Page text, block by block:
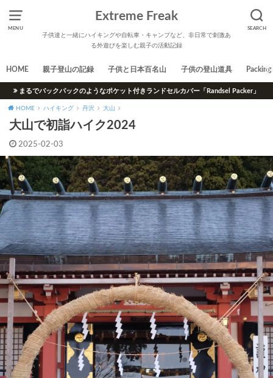
MENU SEARCH
Extreme Freak
子供達と一緒にハイキングや自転車・キャンプなど、非日常で刺激あ
る外遊びを楽しむ親子の活動記録
HOME 親子登山の記録 子供と日本百名山 子供の登山道具 Packing
まるでバックパックのようなポケット付きランドセルカバー「Randsel Packer」
HOME ハイキング 丹沢 大山
大山で初詣ハイク2024
2025-02-03